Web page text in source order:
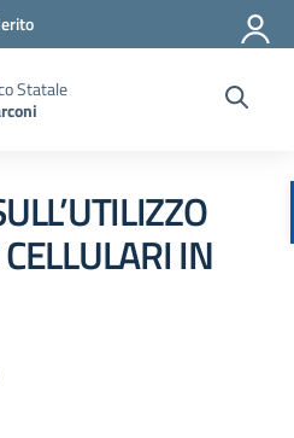
Statale
IN